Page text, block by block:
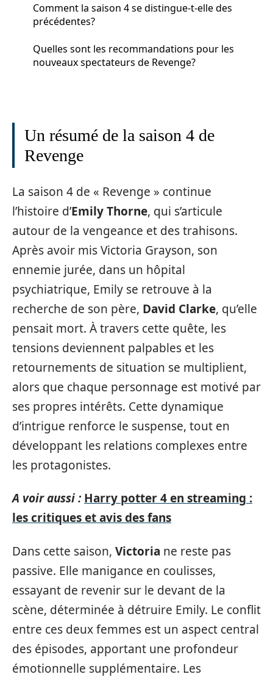
Comment la saison 4 se distingue-t-elle des
précédentes?
Quelles sont les recommandations pour les
nouveaux spectateurs de Revenge?
Un résumé de la saison 4 de
Revenge
La saison 4 de « Revenge » continue
l’histoire d’Emily Thorne, qui s’articule
autour de la vengeance et des trahisons.
Après avoir mis Victoria Grayson, son
ennemie jurée, dans un hôpital
psychiatrique, Emily se retrouve à la
recherche de son père, David Clarke, qu’elle
pensait mort. À travers cette quête, les
tensions deviennent palpables et les
retournements de situation se multiplient,
alors que chaque personnage est motivé par
ses propres intérêts. Cette dynamique
d’intrigue renforce le suspense, tout en
développant les relations complexes entre
les protagonistes.
A voir aussi : Harry potter 4 en streaming :
les critiques et avis des fans
Dans cette saison, Victoria ne reste pas
passive. Elle manigance en coulisses,
essayant de revenir sur le devant de la
scène, déterminée à détruire Emily. Le conflit
entre ces deux femmes est un aspect central
des épisodes, apportant une profondeur
émotionnelle supplémentaire. Les